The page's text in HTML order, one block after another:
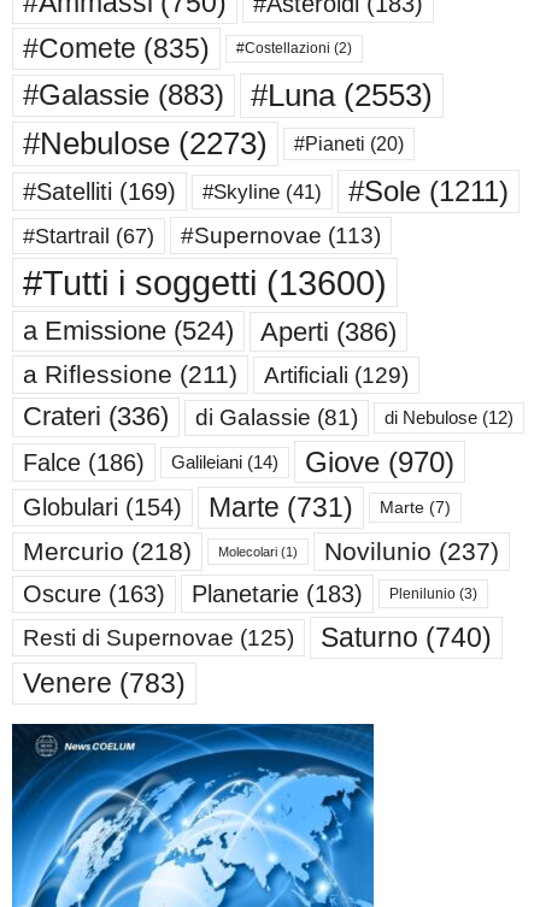
#Comete (835) #Costellazioni (2)
#Galassie (883) #Luna(2553)
#Nebulose (2273) #Pianeti (20)
#Satelliti (169) #Skyline (41) #Sole (1211)
#Startrail (67) #Supernovae (113)
#Tutti i soggetti (13600)
a Emissione (524) Aperti (386)
a Riflessione (211) Artificiali (129)
Crateri (336) di Galassie (81) di Nebulose (12)
Falce (186) Galileiani (14) Giove (970)
Globulari (154) Marte (731) Marte (7)
Mercurio (218) Molecolari (1) Novilunio (237)
Oscure (163) Planetarie (183) Plenilunio (3)
Resti di Supernovae (125) Saturno (740)
Venere (783)